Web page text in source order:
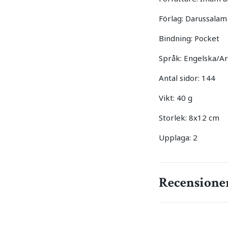
Förlag: Darussalam
Bindning: Pocket
Språk: Engelska/
Antal sidor: 144
Vikt: 40 g
Storlek: 8x12 cm
Upplaga: 2